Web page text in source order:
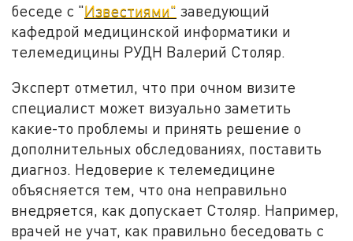
беседе с "Известиями" заведующий
кафедрой медицинской информатики и
телемедицины РУДН Валерий Столяр.
Эксперт отметил, что при очном визите
специалист может визуально заметить
какие-то проблемы и принять решение о
дополнительных обследованиях, поставить
диагноз. Недоверие к телемедицине
объясняется тем, что она неправильно
внедряется, как допускает Столяр. Например,
врачей не учат, как правильно беседовать с